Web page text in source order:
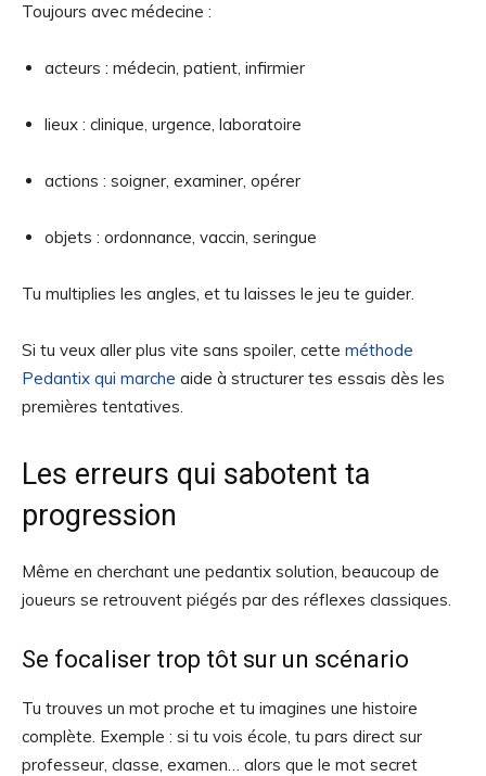
Toujours avec médecine :
acteurs : médecin, patient, infirmier
lieux : clinique, urgence, laboratoire
actions : soigner, examiner, opérer
objets : ordonnance, vaccin, seringue
Tu multiplies les angles, et tu laisses le jeu te guider.
Si tu veux aller plus vite sans spoiler, cette méthode
Pedantix qui marche aide à structurer tes essais dès les
premières tentatives.
Les erreurs qui sabotent ta
progression
Même en cherchant une pedantix solution, beaucoup de
joueurs se retrouvent piégés par des réflexes classiques.
Se focaliser trop tôt sur un scénario
Tu trouves un mot proche et tu imagines une histoire
complète. Exemple : si tu vois école, tu pars direct sur
professeur, classe, examen… alors que le mot secret